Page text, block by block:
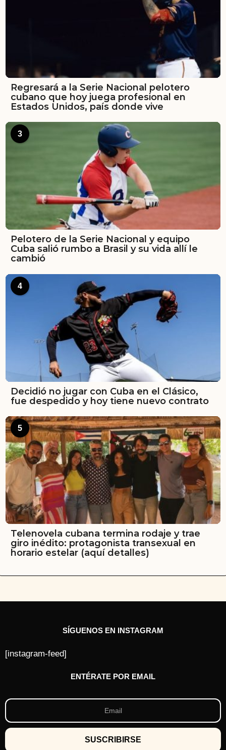
Regresará a la Serie Nacional pelotero
cubano que hoy juega profesional en
Estados Unidos, país donde vive
3
Pelotero de la Serie Nacional y equipo
Cuba salió rumbo a Brasil y su vida allí le
cambió
4
Decidió no jugar con Cuba en el Clásico,
fue despedido y hoy tiene nuevo contrato
5
Telenovela cubana termina rodaje y trae
giro inédito: protagonista transexual en
horario estelar (aquí detalles)
SÍGUENOS EN INSTAGRAM
[instagram-feed]
ENTÉRATE POR EMAIL